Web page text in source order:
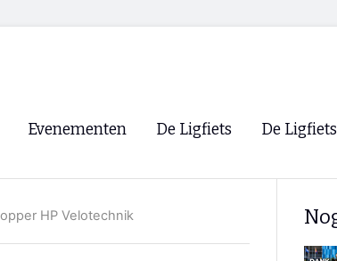
Evenementen
WK Ligfietsen 2026
De Ligfiets De
HP Velotechnik